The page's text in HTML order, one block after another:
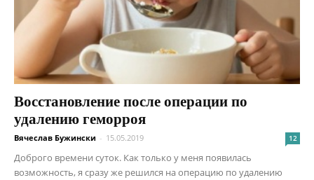
Восстановление после операции по
удалению геморроя
Вячеслав Бужински - 15.05.2019 12
Доброго времени суток. Как только у меня появилась
возможность, я сразу же решился на операцию по удалению